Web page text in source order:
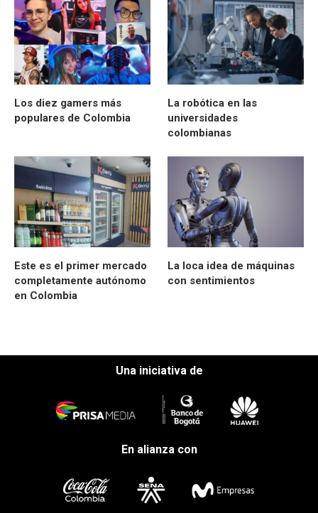
Los diez gamers más
populares de Colombia
La robótica en las
universidades
colombianas
Este es el primer mercado
completamente autónomo
en Colombia
La loca idea de máquinas
con sentimientos
Una iniciativa de
En alianza con